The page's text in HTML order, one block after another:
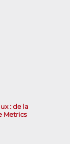
: de la
Metrics